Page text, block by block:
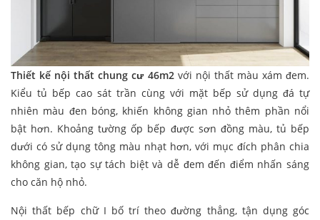
Thiết kế nội thất chung cư 46m2với nội thất màu xám đem.
Kiểu tủ bếp cao sát trần cùng với mặt bếp sử dụng đá tự
nhiên màu đen bóng, khiến không gian nhỏ thêm phần nổi
bật hơn. Khoảng tường ốp bếp được sơn đồng màu, tủ bếp
dưới có sử dụng tông màu nhạt hơn, với mục đích phân chia
không gian, tạo sự tách biệt và dễ đem đến điểm nhấn sáng
cho căn hộ nhỏ.
Nội thất bếp chữ I bố trí theo đường thẳng, tận dụng góc